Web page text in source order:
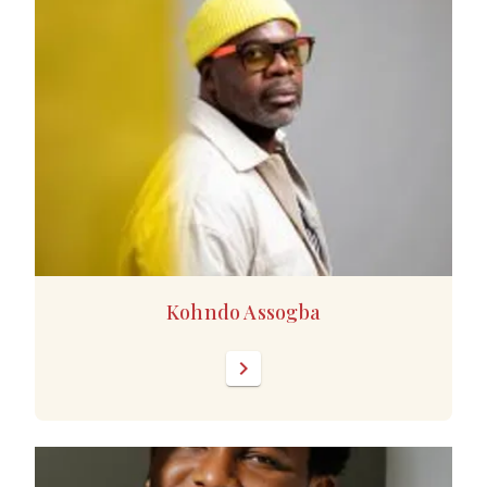
Kohndo Assogba
chevron_right